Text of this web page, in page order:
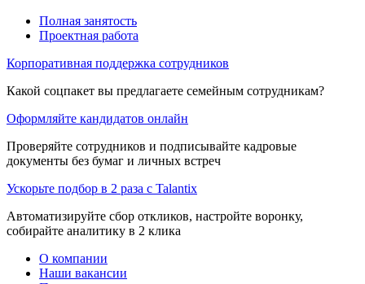
Полная занятость
Проектная работа
Корпоративная поддержка сотрудников
Какой соцпакет вы предлагаете семейным сотрудникам?
Оформляйте кандидатов онлайн
Проверяйте сотрудников и подписывайте кадровые
документы без бумаг и личных встреч
Ускорьте подбор в 2 раза с Talantix
Автоматизируйте сбор откликов, настройте воронку,
собирайте аналитику в 2 клика
О компании
Наши вакансии